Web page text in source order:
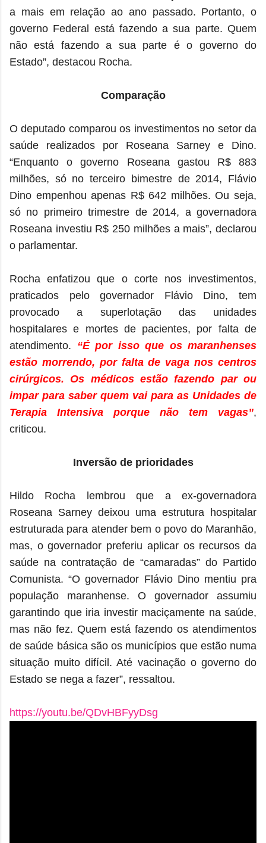
a mais em relação ao ano passado. Portanto, o
governo Federal está fazendo a sua parte. Quem
não está fazendo a sua parte é o governo do
Estado”, destacou Rocha.
Comparação
O deputado comparou os investimentos no setor da
saúde realizados por Roseana Sarney e Dino.
“Enquanto o governo Roseana gastou R$ 883
milhões, só no terceiro bimestre de 2014, Flávio
Dino empenhou apenas R$ 642 milhões. Ou seja,
só no primeiro trimestre de 2014, a governadora
Roseana investiu R$ 250 milhões a mais”, declarou
o parlamentar.
Rocha enfatizou que o corte nos investimentos,
praticados pelo governador Flávio Dino, tem
provocado a superlotação das unidades
hospitalares e mortes de pacientes, por falta de
atendimento. “É por isso que os maranhenses
estão morrendo, por falta de vaga nos centros
cirúrgicos. Os médicos estão fazendo par ou
impar para saber quem vai para as Unidades de
Terapia Intensiva porque não tem vagas”,
criticou.
Inversão de prioridades
Hildo Rocha lembrou que a ex-governadora
Roseana Sarney deixou uma estrutura hospitalar
estruturada para atender bem o povo do Maranhão,
mas, o governador preferiu aplicar os recursos da
saúde na contratação de “camaradas” do Partido
Comunista. “O governador Flávio Dino mentiu pra
população maranhense. O governador assumiu
garantindo que iria investir maciçamente na saúde,
mas não fez. Quem está fazendo os atendimentos
de saúde básica são os municípios que estão numa
situação muito difícil. Até vacinação o governo do
Estado se nega a fazer”, ressaltou.
https://youtu.be/QDvHBFyyDsg